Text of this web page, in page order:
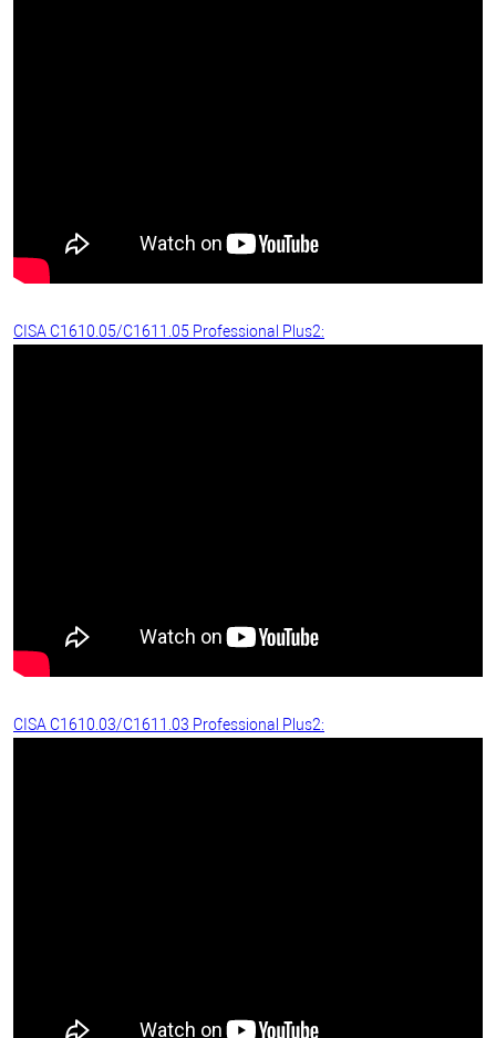
CISA C1610.05/C1611.05 Professional Plus2:
CISA C1610.03/C1611.03 Professional Plus2: